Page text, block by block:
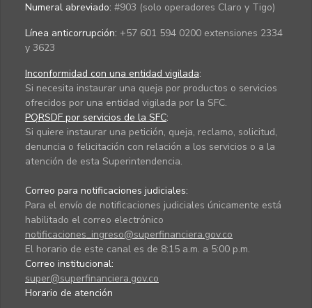
Numeral abreviado: #903 (solo operadores Claro y Tigo)
Línea anticorrupción: +57 601 594 0200 extensiones 2334
y 3623
Inconformidad con una entidad vigilada:
Si necesita instaurar una queja por productos o servicios
ofrecidos por una entidad vigilada por la SFC.
PQRSDF por servicios de la SFC:
Si quiere instaurar una petición, queja, reclamo, solicitud,
denuncia o felicitación con relación a los servicios o a la
atención de esta Superintendencia.
Correo para notificaciones judiciales:
Para el envío de notificaciones judiciales únicamente está
habilitado el correo electrónico
notificaciones_ingreso@superfinanciera.gov.co
El horario de este canal es de 8:15 a.m. a 5:00 p.m.
Correo institucional:
super@superfinanciera.gov.co
Horario de atención